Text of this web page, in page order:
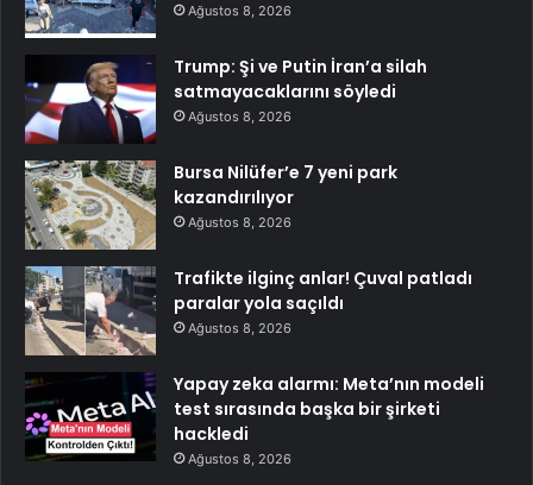
Ağustos 8, 2026
Trump: Şi ve Putin İran’a silah
satmayacaklarını söyledi
Ağustos 8, 2026
Bursa Nilüfer’e 7 yeni park
kazandırılıyor
Ağustos 8, 2026
Trafikte ilginç anlar! Çuval patladı
paralar yola saçıldı
Ağustos 8, 2026
Yapay zeka alarmı: Meta’nın modeli
test sırasında başka bir şirketi
hackledi
Ağustos 8, 2026